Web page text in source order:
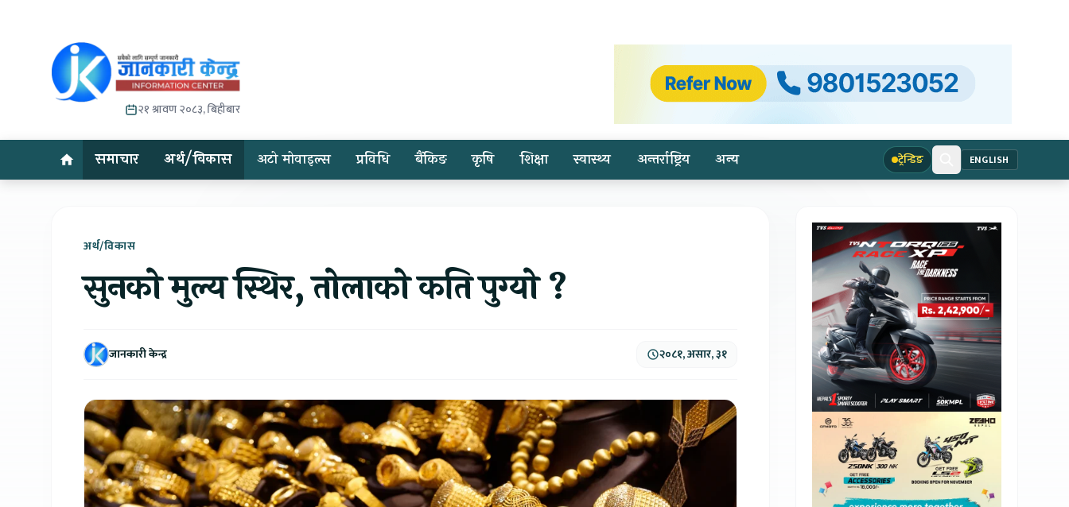
२१ श्रावण २०८३, बिहीबार
समाचार अर्थ/विकास अटो मोवाइल्स प्रविधि बैंकिङ कृषि शिक्षा स्वास्थ्य अन्तर्राष्ट्रिय अन्य ट्रेन्डिङ ENGLISH
अर्थ/विकास
सुनको मुल्य स्थिर, तोलाको कति पुग्यो ?
जानकारी केन्द्र २०८१, असार, ३१